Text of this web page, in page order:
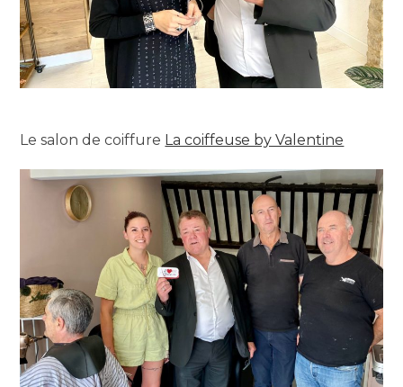
Le salon de coiffure La coiffeuse by Valentine